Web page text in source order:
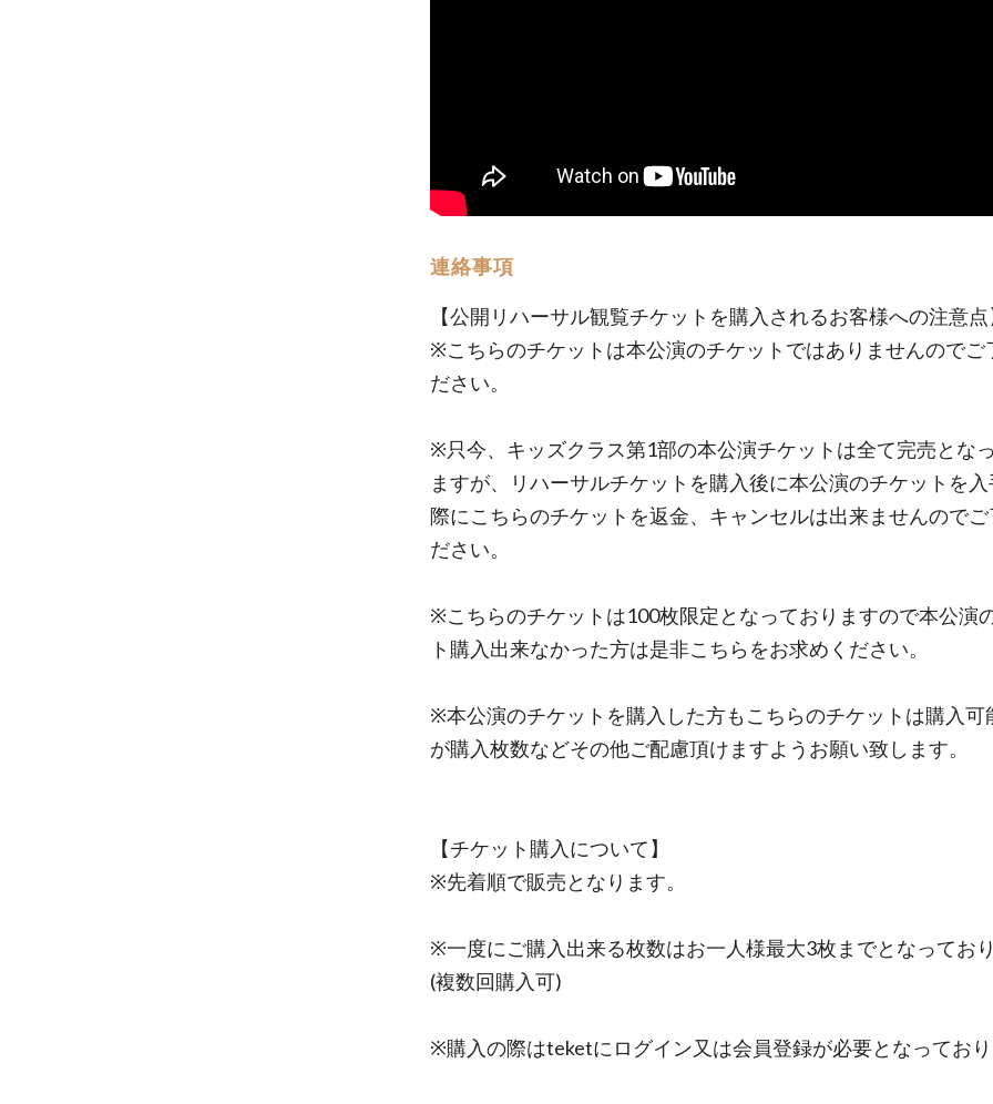
連絡事項
【公開リハーサル観覧チケットを購入されるお客様への注意点
※こちらのチケットは本公演のチケットではありませんのでご
ださい。
※只今、キッズクラス第1部の本公演チケットは全て完売とな
ますが、リハーサルチケットを購入後に本公演のチケットを入
際にこちらのチケットを返金、キャンセルは出来ませんのでご
ださい。
※こちらのチケットは100枚限定となっておりますので本公演
ト購入出来なかった方は是非こちらをお求めください。
※本公演のチケットを購入した方もこちらのチケットは購入可
が購入枚数などその他ご配慮頂けますようお願い致します。
【チケット購入について】
※先着順で販売となります。
※一度にご購入出来る枚数はお一人様最大3枚までとなっており
(複数回購入可)
※購入の際はteketにログイン又は会員登録が必要となっており